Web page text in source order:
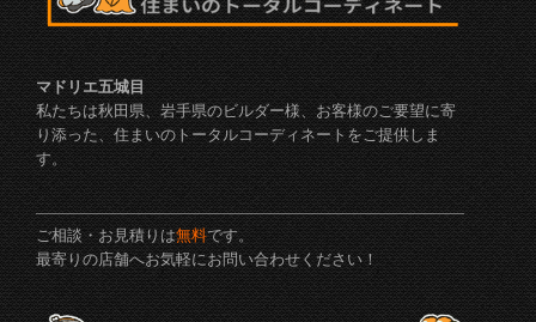
マドリエ五城目
私たちは秋田県、岩手県のビルダー様、お客様のご要望に寄
り添った、住まいのトータルコーディネートをご提供しま
す。
ご相談・お見積りは無料です。
最寄りの店舗へお気軽にお問い合わせください！